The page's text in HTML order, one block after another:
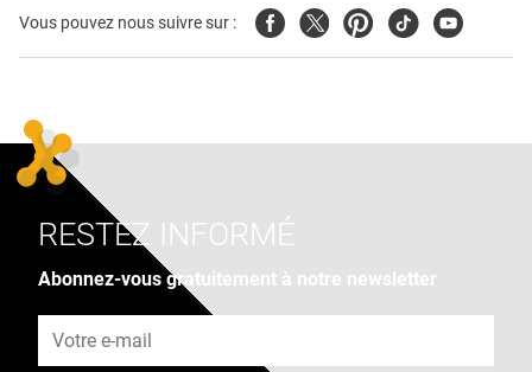
Vous pouvez nous suivre sur : FacebookTwitterPinterest
TiktokYoutube
RESTEZ INFORMÉ
Abonnez-vous gratuitement à notre newsletter